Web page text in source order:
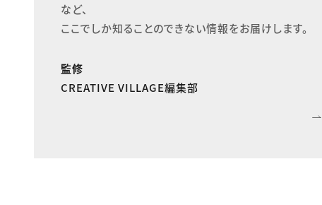
など、
ここでしか知ることのできない情報をお届けします。
監修
CREATIVE VILLAGE編集部